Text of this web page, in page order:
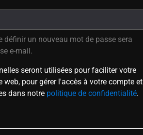
définir un nouveau mot de passe sera
e-mail.
seront utilisées pour faciliter votre
web, pour gérer l'accès à votre compte et
dans notre politique de confidentialité.